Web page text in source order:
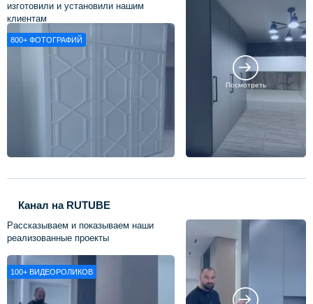
изготовили и установили нашим
клиентам
800+ ФОТОГРАФИЙ
Посмотреть
Канал на RUTUBE
Рассказываем и показываем наши
реализованные проекты
100+ ВИДЕОРОЛИКОВ